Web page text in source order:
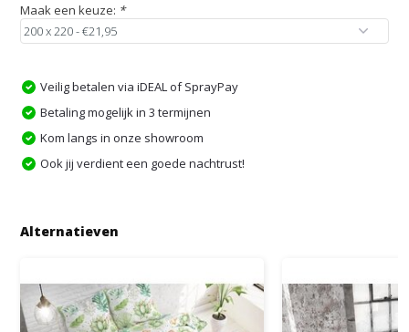
Maak een keuze: *
Veilig betalen via iDEAL of SprayPay
Betaling mogelijk in 3 termijnen
Kom langs in onze showroom
Ook jij verdient een goede nachtrust!
Alternatieven